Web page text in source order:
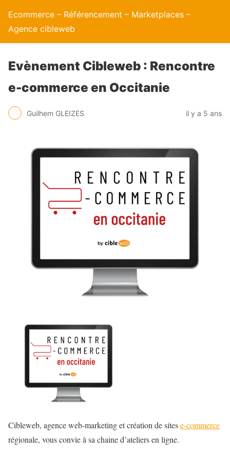
Ecommerce – Référencement – Marketplaces –
Agence cibleweb
Evènement Cibleweb : Rencontre
e-commerce en Occitanie
Guilhem GLEIZES il y a 5 ans
Cibleweb, agence web-marketing et création de sitese-commerce
régionale, vous convie à sa chaine d’ateliers en ligne.